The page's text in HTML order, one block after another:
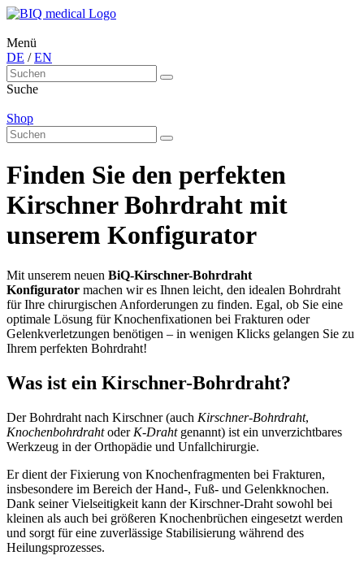
Menü
DE /EN
Suche
Shop
Finden Sie den perfekten
Kirschner Bohrdraht mit
unserem Konfigurator
Mit unserem neuen BiQ-Kirschner-Bohrdraht
Konfigurator machen wir es Ihnen leicht, den idealen Bohrdraht
für Ihre chirurgischen Anforderungen zu finden. Egal, ob Sie eine
optimale Lösung für Knochenfixationen bei Frakturen oder
Gelenkverletzungen benötigen – in wenigen Klicks gelangen Sie zu
Ihrem perfekten Bohrdraht!
Was ist ein Kirschner-Bohrdraht?
Der Bohrdraht nach Kirschner (auch Kirschner-Bohrdraht,
Knochenbohrdrahtoder K-Drahtgenannt) ist ein unverzichtbares
Werkzeug in der Orthopädie und Unfallchirurgie.
Er dient der Fixierung von Knochenfragmenten bei Frakturen,
insbesondere im Bereich der Hand-, Fuß- und Gelenkknochen.
Dank seiner Vielseitigkeit kann der Kirschner-Draht sowohl bei
kleinen als auch bei größeren Knochenbrüchen eingesetzt werden
und sorgt für eine zuverlässige Stabilisierung während des
Heilungsprozesses.